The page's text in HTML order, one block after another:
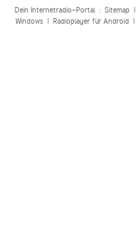
Dein Internetradio-Portal : Sitemap|
Windows| Radioplayer für Android|